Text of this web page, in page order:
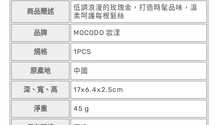
商品簡述
低調浪漫的玫瑰金，打造時髦品味，溫
柔呵護每根髮絲
品牌 MOCODO 妝漾
規格 1PCS
原產地 中國
深、寬、高 17x6.4x2.5cm
淨重 45 g